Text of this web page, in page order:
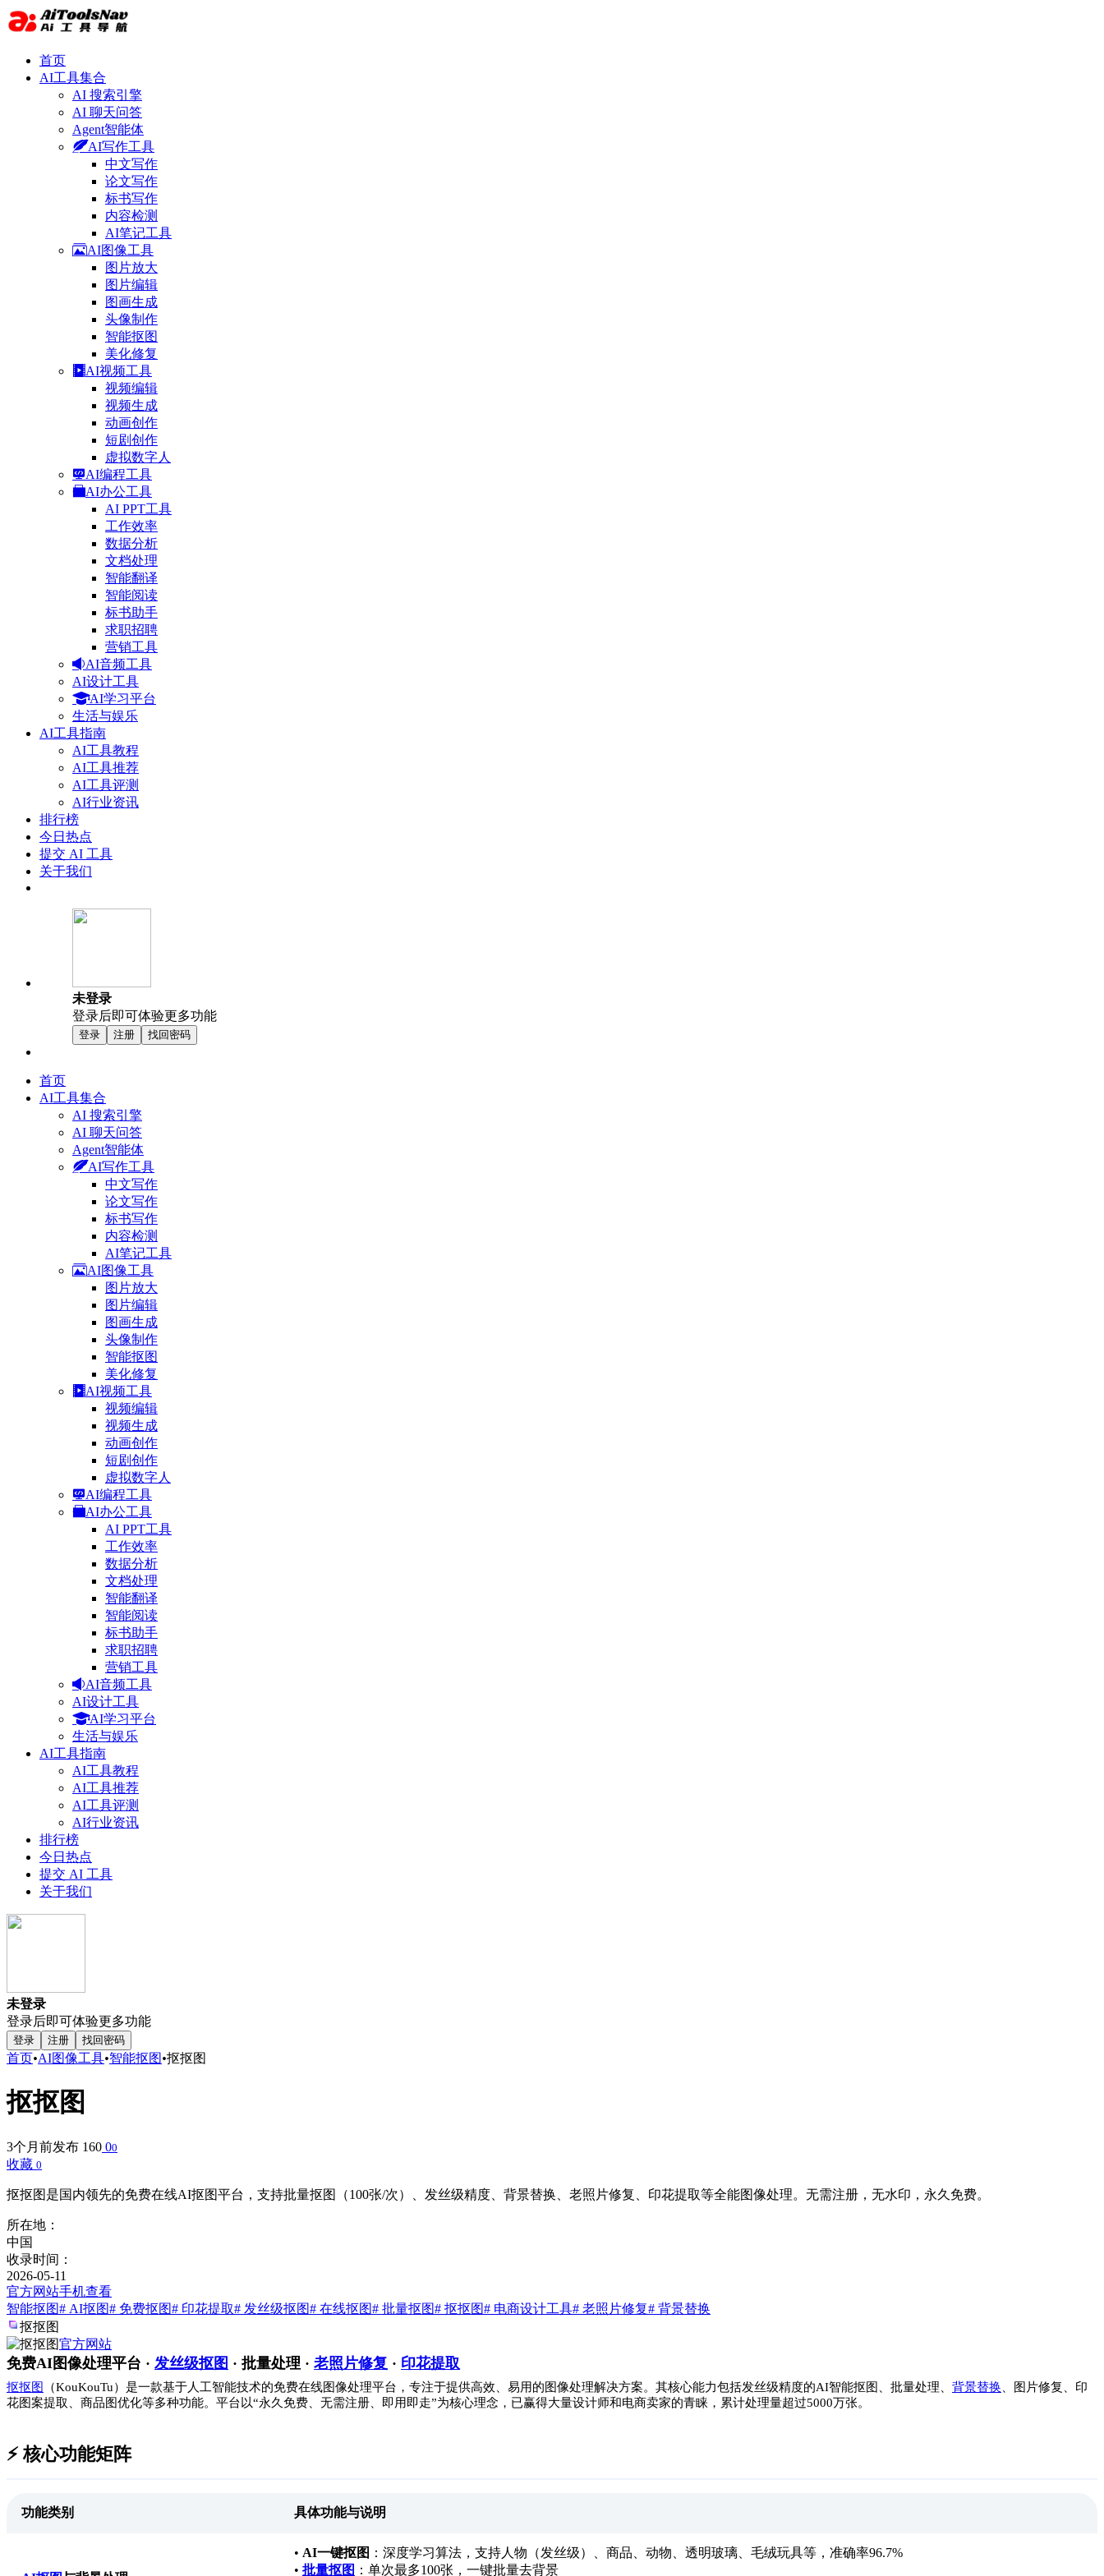
首页
AI工具集合
AI 搜索引擎
AI 聊天问答
Agent智能体
AI写作工具
中文写作
论文写作
标书写作
内容检测
AI笔记工具
AI图像工具
图片放大
图片编辑
图画生成
头像制作
智能抠图
美化修复
AI视频工具
视频编辑
视频生成
动画创作
短剧创作
虚拟数字人
AI编程工具
AI办公工具
AI PPT工具
工作效率
数据分析
文档处理
智能翻译
智能阅读
标书助手
求职招聘
营销工具
AI音频工具
AI设计工具
AI学习平台
生活与娱乐
AI工具指南
AI工具教程
AI工具推荐
AI工具评测
AI行业资讯
排行榜
今日热点
提交 AI 工具
关于我们
未登录
登录后即可体验更多功能
登录 注册 找回密码
首页
AI工具集合
AI 搜索引擎
AI 聊天问答
Agent智能体
AI写作工具
中文写作
论文写作
标书写作
内容检测
AI笔记工具
AI图像工具
图片放大
图片编辑
图画生成
头像制作
智能抠图
美化修复
AI视频工具
视频编辑
视频生成
动画创作
短剧创作
虚拟数字人
AI编程工具
AI办公工具
AI PPT工具
工作效率
数据分析
文档处理
智能翻译
智能阅读
标书助手
求职招聘
营销工具
AI音频工具
AI设计工具
AI学习平台
生活与娱乐
AI工具指南
AI工具教程
AI工具推荐
AI工具评测
AI行业资讯
排行榜
今日热点
提交 AI 工具
关于我们
未登录
登录后即可体验更多功能
登录 注册 找回密码
首页•AI图像工具•智能抠图•抠抠图
抠抠图
3个月前发布 160 00
收藏 0
抠抠图是国内领先的免费在线AI抠图平台，支持批量抠图（100张/次）、发丝级精度、背景替换、老照片修复、印花提取等全能图像处理。无需注册，无水印，永久免费。
所在地：
中国
收录时间：
2026-05-11
官方网站手机查看
智能抠图# AI抠图# 免费抠图# 印花提取# 发丝级抠图# 在线抠图# 批量抠图# 抠抠图# 电商设计工具# 老照片修复# 背景替换
抠抠图
官方网站
免费AI图像处理平台 · 发丝级抠图 · 批量处理 · 老照片修复 · 印花提取
抠抠图 （KouKouTu）是一款基于人工智能技术的免费在线图像处理平台，专注于提供高效、易用的图像处理解决方案。其核心能力包括发丝级精度的AI智能抠图、批量处理、 背景替换 、图片修复、印
花图案提取、商品图优化等多种功能。平台以“永久免费、无需注册、即用即走”为核心理念，已赢得大量设计师和电商卖家的青睐，累计处理量超过5000万张。
⚡️ 核心功能矩阵
功能类别 具体功能与说明
• AI一键抠图 ：深度学习算法，支持人物（发丝级）、商品、动物、透明玻璃、毛绒玩具等，准确率96.7%
• 批量抠图 ：单次最多100张，一键批量去背景